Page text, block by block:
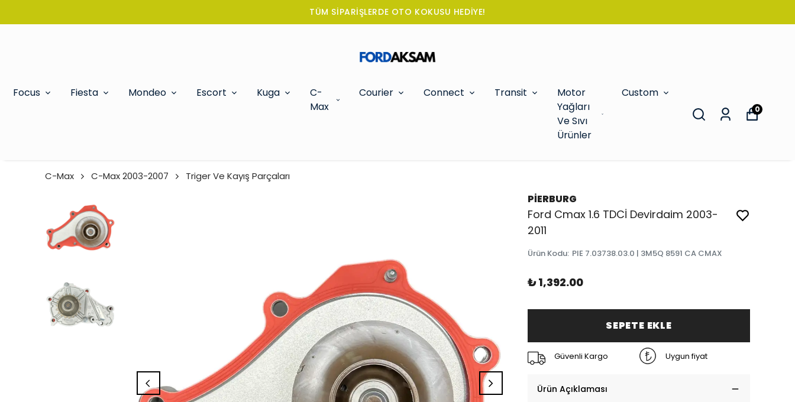
TÜM SİPARİŞLERDE OTO KOKUSU HEDİYE!
Focus Fiesta Mondeo Escort Kuga
C-
Max
Courier Connect Transit
Motor
Yağları
Ve Sıvı
Ürünler
Custom
0
C-Max C-Max 2003-2007 Triger Ve Kayış Parçaları
PİERBURG
Ford Cmax 1.6 TDCİ Devirdaim 2003-
2011
Ürün Kodu: PIE 7.03738.03.0 | 3M5Q 8591 CA CMAX
₺ 1,392.00
SEPETE EKLE
Güvenli Kargo Uygun fiyat
Ürün Açıklaması